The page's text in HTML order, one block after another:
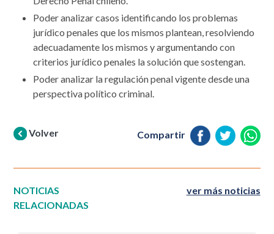
Poder analizar casos identificando los problemas
jurídico penales que los mismos plantean, resolviendo
adecuadamente los mismos y argumentando con
criterios jurídico penales la solución que sostengan.
Poder analizar la regulación penal vigente desde una
perspectiva político criminal.
Volver Compartir
NOTICIAS
RELACIONADAS
ver más noticias